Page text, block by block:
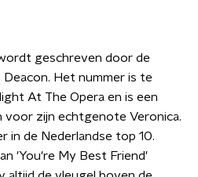
geschreven door de
Deacon. Het nummer is te
At The Opera en is een
voor zijn echtgenote Veronica.
in de Nederlandse top 10.
'You're My Best Friend'